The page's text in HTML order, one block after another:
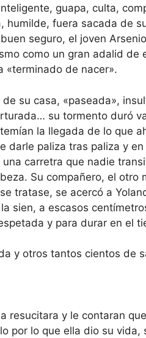
guapa, culta,
humilde, fuera sacada de
seguro, el joven
como un gran adalid de
«terminado de nacer».
su casa, «paseada»,
su tormento duró
la llegada de lo que
darle paliza tras paliza y
carretra que nadie
Su compañero, el otro
tratase, se acercó a
sien, a escasos
y para durar en el
y otros tantos cientos de
resucitara y le contaran
por lo que ella dio su